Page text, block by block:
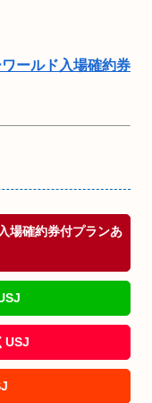
ールド入場確約券
場確約券付プランあ
USJ